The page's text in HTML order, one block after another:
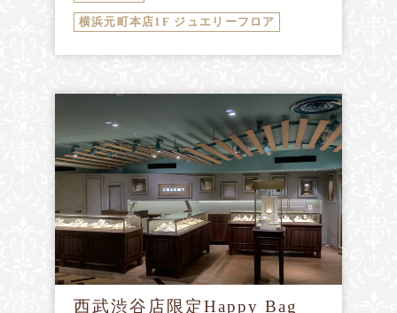
横浜元町本店1F ジュエリーフロア
西武渋谷店限定Happy Bag